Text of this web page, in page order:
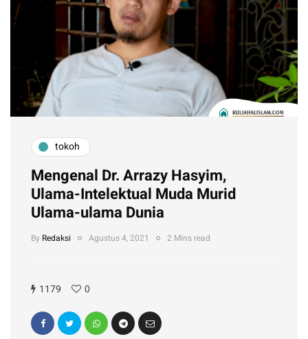
tokoh
Mengenal Dr. Arrazy Hasyim,
Ulama-Intelektual Muda Murid
Ulama-ulama Dunia
By Redaksi Agustus 4, 2021 2 Mins read
1179 0